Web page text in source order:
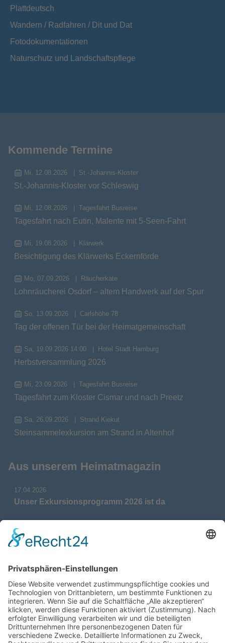
Plattdeutsch
Wandern / Radfahren / Dit und Dat
Fotodokumentationen
Naturschutz und Landschaftspflege
Kommende Termine
Mi, 12.08.2026 St.-Johannis-Kloster
St.-Johannis-Kloster vor Schleswig
Mi, 12.08.2026 Tagesfahrt Busreise
Tagesfahrt nach Eutin, Malente mit 5-Seen-Fahrt
Mi, 19.08.2026 Klärwerk
Besichtigung des Klärwerks Eckernförde
Mo, 07.09.2026 Räucherkate
Lohnräucherei Osdorf – altem Handwerk auf der Spur
So, 13.09.2026 Carlshöhe 78
Tag der offenen Tür bei der Heimatgemeinschaft
Sa, 19.09.2026 14:00 Hotel Stadt Hamburg
Herbstversammlung 2026
Mi, 23.09.2026 Tagesfahrt Busreise
Tagesfahrt zum Kloster Cismar und nach Preetz
Sa, 26.09.2026 Strand Kiekut
Steinsammelexkursion am Strand in Altenhof
Aus unserem Heimatmagazin
17.04.2026
Unser Exkursionsprogramm 2026 ist da
Verdienstmedaille für Telse Stoy
Das war: Munition im Meer
17.04.2026
Fahrtenprogramm 2026 ist fertig
12.10.2025